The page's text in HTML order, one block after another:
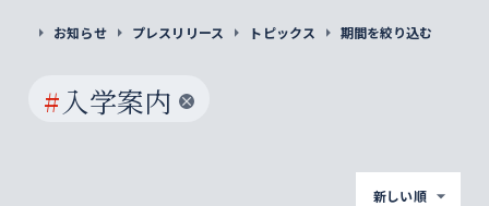
お知らせ プレスリリース トピックス 期間を絞り込む
#入学案内
新しい順